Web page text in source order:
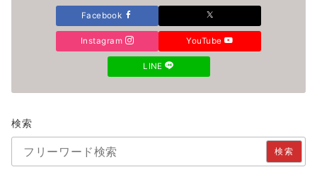
Facebook
Instagram YouTube
LINE
検索
検索